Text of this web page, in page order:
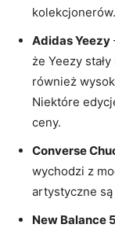
kolekcjonerów.
Adidas Yeezy
że Yeezy
również
Niektóre
ceny.
Converse
wychodzi z
artystyczne
New Balance